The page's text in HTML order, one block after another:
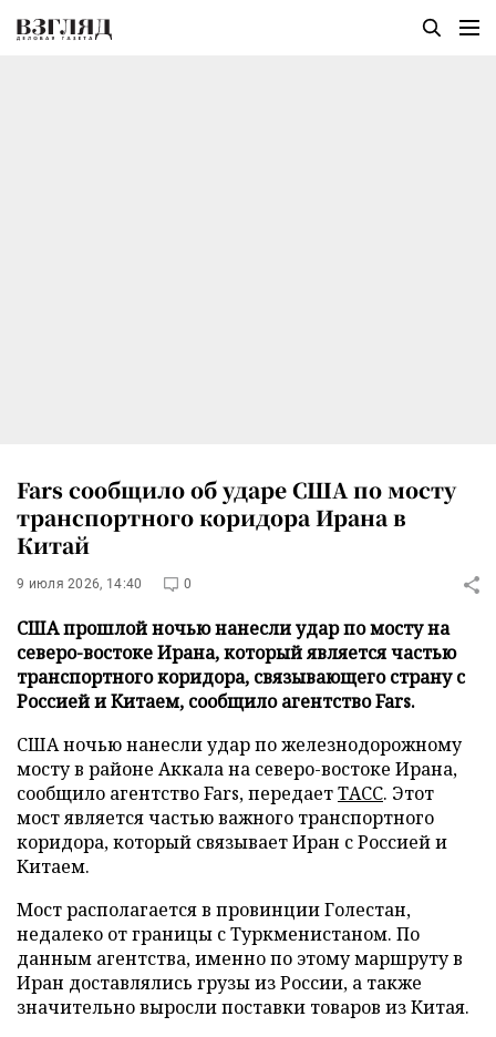
Fars сообщило об ударе США по мосту
транспортного коридора Ирана в
Китай
9 июля 2026, 14:40 0
США прошлой ночью нанесли удар по мосту на
северо-востоке Ирана, который является частью
транспортного коридора, связывающего страну с
Россией и Китаем, сообщило агентство Fars.
США ночью нанесли удар по железнодорожному
мосту в районе Аккала на северо-востоке Ирана,
сообщило агентство Fars, передаетТАСС. Этот
мост является частью важного транспортного
коридора, который связывает Иран с Россией и
Китаем.
Мост располагается в провинции Голестан,
недалеко от границы с Туркменистаном. По
данным агентства, именно по этому маршруту в
Иран доставлялись грузы из России, а также
значительно выросли поставки товаров из Китая.